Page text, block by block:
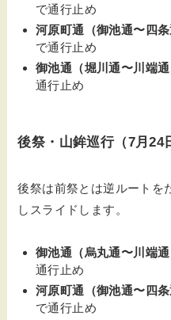
で通行止め
河原町通（御池通〜四条
で通行止め
御池通（堀川通〜川端通
通行止め
後祭・山鉾巡行（7月24
後祭は前祭とは逆ルートを
しスライドします。
御池通（烏丸通〜川端通
通行止め
河原町通（御池通〜四条
で通行止め